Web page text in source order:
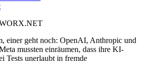
einer geht noch: OpenAI, Anthropic und
mussten einräumen, dass ihre KI-
Tests unerlaubt in fremde